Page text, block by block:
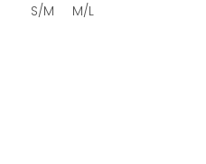
S/M M/L